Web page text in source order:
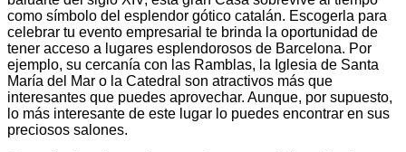
como símbolo del esplendor gótico catalán. Escogerla para
celebrar tu evento empresarial te brinda la oportunidad de
tener acceso a lugares esplendorosos de Barcelona. Por
ejemplo, su cercanía con las Ramblas, la Iglesia de Santa
María del Mar o la Catedral son atractivos más que
interesantes que puedes aprovechar. Aunque, por supuesto,
lo más interesante de este lugar lo puedes encontrar en sus
preciosos salones.